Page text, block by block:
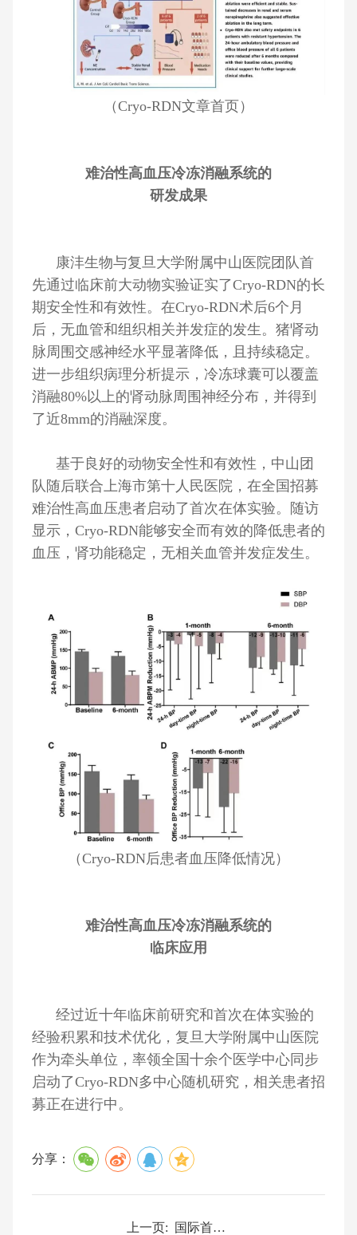
（Cryo-RDN文章首页）
难治性高血压冷冻消融系统的
研发成果
康沣生物与复旦大学附属中山医院团队首
先通过临床前大动物实验证实了Cryo-RDN的长
期安全性和有效性。在Cryo-RDN术后6个月
后，无血管和组织相关并发症的发生。猪肾动
脉周围交感神经水平显著降低，且持续稳定。
进一步组织病理分析提示，冷冻球囊可以覆盖
消融80%以上的肾动脉周围神经分布，并得到
了近8mm的消融深度。
基于良好的动物安全性和有效性，中山团
队随后联合上海市第十人民医院，在全国招募
难治性高血压患者启动了首次在体实验。随访
显示，Cryo-RDN能够安全而有效的降低患者的
血压，肾功能稳定，无相关血管并发症发生。
（Cryo-RDN后患者血压降低情况）
难治性高血压冷冻消融系统的
临床应用
经过近十年临床前研究和首次在体实验的
经验积累和技术优化，复旦大学附属中山医院
作为牵头单位，率领全国十余个医学中心同步
启动了Cryo-RDN多中心随机研究，相关患者招
募正在进行中。
分享：
上一页: 国际首创膀胱肿瘤冷冻消融医疗器械已获批